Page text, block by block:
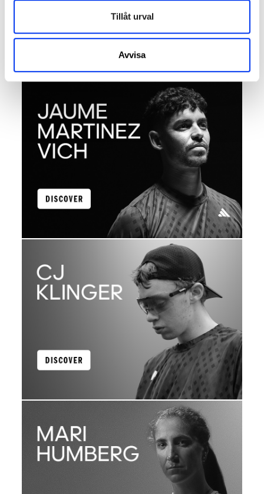
Tillåt urval
Avvisa
Discover the athletes who represent adidas with
Learn about their stories, their achievements and the
court.